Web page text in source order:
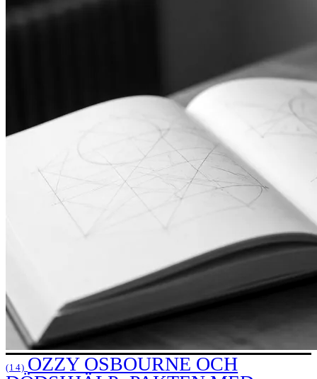
(14) OZZY OSBOURNE OCH